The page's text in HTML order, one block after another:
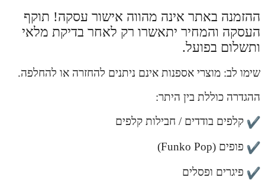
ההזמנה באתר אינה מהווה אישור עסקה! תוקף
העסקה והמחיר יתאשרו רק לאחר בדיקת מלאי
ותשלום בפועל.
שימו לב: מוצרי אספנות אינם ניתנים להחזרה או להחלפה.
ההגדרה כוללת בין היתר:
קלפים בודדים / חבילות קלפים
פופים (Funko Pop)
פיגרים ופסלים